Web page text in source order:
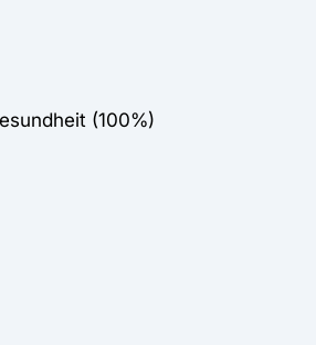
(100%)